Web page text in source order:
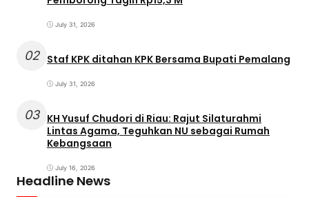
July 31, 2026
02 Staf KPK ditahan KPK Bersama Bupati Pemalang
July 31, 2026
03 KH Yusuf Chudori di Riau: Rajut Silaturahmi
Lintas Agama, Teguhkan NU sebagai Rumah
Kebangsaan
July 16, 2026
Headline News